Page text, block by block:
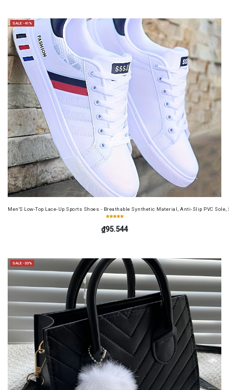
SALE -41%
Men'S Low-Top Lace-Up Sports Shoes - Breathable Synthetic Material, Anti-Slip PVC
₫95.544
SALE -33%